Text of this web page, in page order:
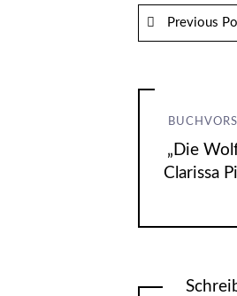
Previous
„Die
Clarissa